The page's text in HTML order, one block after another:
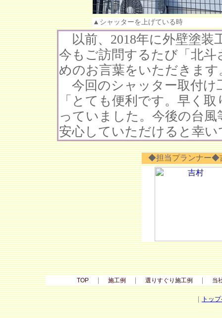
▲シャッターを上げている時
以前、2018年に外壁塗装
今もご訪問するたび「北
めのお言葉をいただきます
今回のシャッター取付け
「とても便利です。早く
っていました。今後の台
安心していただけると幸い
◆担当プランナー◆
TOP｜ 施工例 ｜ 選りすぐり施工例 ｜ 当
｜トッ